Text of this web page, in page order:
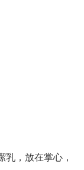
乳，放在掌心，